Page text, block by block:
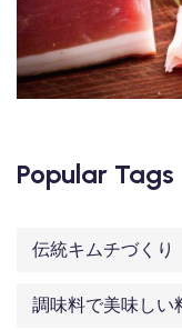
Popular Tags
伝統キムチづくり
調味料で美味しい